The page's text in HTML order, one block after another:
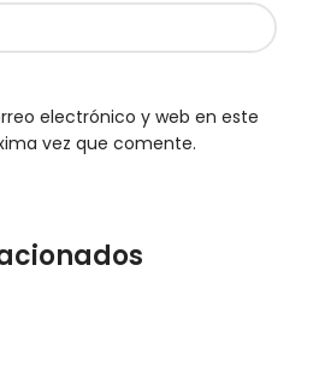
electrónico y web en este
vez que comente.